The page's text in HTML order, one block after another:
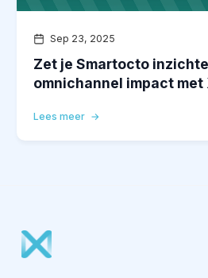
Sep 23, 2025
Zet je Smartocto
omnichannel impact met
Lees meer